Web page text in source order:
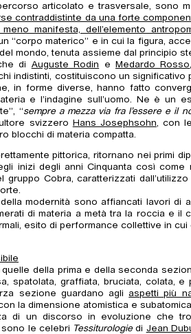
articolato e trasversale, sono
contraddistinte da una forte
manifesta, dell’elemento
“corpo materico” e in cui la figura,
mondo, tenuta assieme dal principio
di Auguste Rodin e Medardo Rosso
indistinti, costituiscono un
in forme diverse, hanno fatto
e l’indagine sull’uomo. Ne è un
“sempre a mezza via fra l’essere e il
svizzero Hans Josephsohn , con
blocchi di materia compatta.
pittorica, ritornano nei primi
inizi degli anni Cinquanta così come
gruppo Cobra, caratterizzati
modernità sono affiancati lavori di
di materia a metà tra la roccia e il
esito di performance collettive in
quelle della prima e della seconda
spatolata, graffiata, bruciata, colata,
sezione guardano agliaspetti più
la dimensione atomistica e subatomica.
di un discorso in evoluzione che
le celebri Tessiturologiedi Jean